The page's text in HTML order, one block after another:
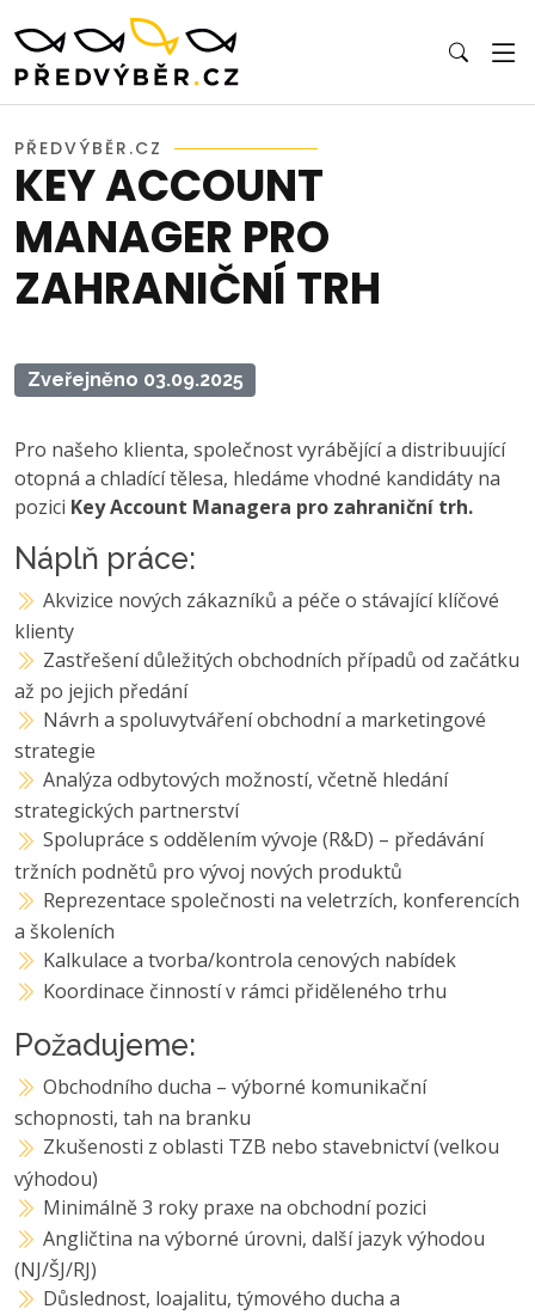
PŘEDVÝBĚR.CZ
KEY ACCOUNT
MANAGER PRO
ZAHRANIČNÍ TRH
Zveřejněno 03.09.2025
Pro našeho klienta, společnost vyrábějící a distribuující
otopná a chladící tělesa, hledáme vhodné kandidáty na
pozici Key Account Managera pro zahraniční trh.
Náplň práce:
Akvizice nových zákazníků a péče o stávající klíčové
klienty
Zastřešení důležitých obchodních případů od začátku
až po jejich předání
Návrh a spoluvytváření obchodní a marketingové
strategie
Analýza odbytových možností, včetně hledání
strategických partnerství
Spolupráce s oddělením vývoje (R&D) – předávání
tržních podnětů pro vývoj nových produktů
Reprezentace společnosti na veletrzích, konferencích
a školeních
Kalkulace a tvorba/kontrola cenových nabídek
Koordinace činností v rámci přiděleného trhu
Požadujeme:
Obchodního ducha – výborné komunikační
schopnosti, tah na branku
Zkušenosti z oblasti TZB nebo stavebnictví (velkou
výhodou)
Minimálně 3 roky praxe na obchodní pozici
Angličtina na výborné úrovni, další jazyk výhodou
(NJ/ŠJ/RJ)
Důslednost, loajalitu, týmového ducha a